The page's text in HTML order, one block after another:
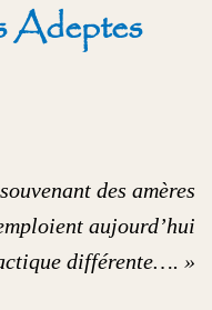
Adeptes
des amères
aujourd’hui
différente…. »